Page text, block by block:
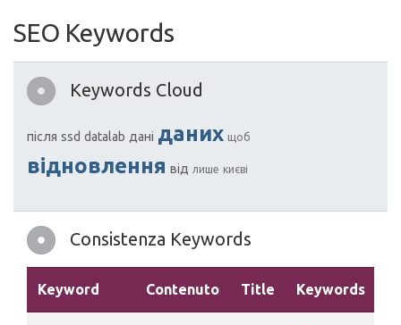
SEO Keywords
Keywords Cloud
після ssd datalab дані даних щоб
відновлення від лише києві
Consistenza Keywords
Keyword Contenuto Title Keywords